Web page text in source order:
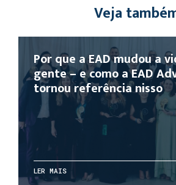
Veja
Por que a EAD mudou a
gente – e como a EAD
tornou referência nisso
LER MAIS